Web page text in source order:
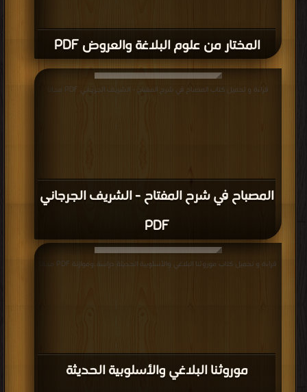
المختار من علوم البلاغة والعروض PDF
المصباح في شرح المفتاح - الشريف الجرجاني
PDF
قراءة و تحميل كتاب المصباح في شرح المفتاح - الشريف الجرجاني PDF مجانا
موروثنا البلاغي والأسلوبية الحديثة
قراءة و تحميل كتاب موروثنا البلاغي والأسلوبية الحديثة دراسة..وموازنة PDF مجانا